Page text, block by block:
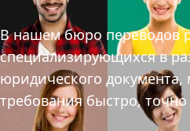
В нашем бюро переводов
специализирующихся в
юридического
требования быстро,